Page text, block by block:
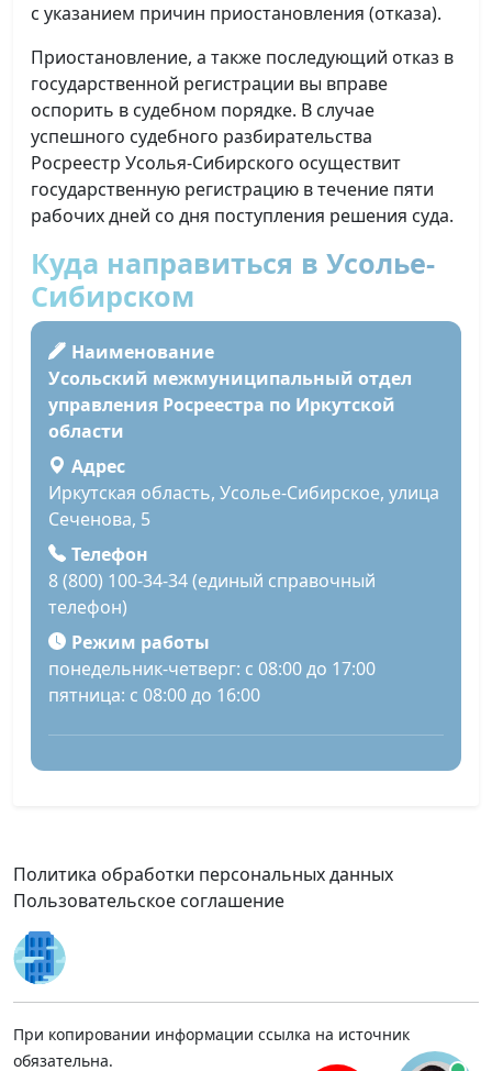
с указанием причин приостановления (отказа).
Приостановление, а также последующий отказ в
государственной регистрации вы вправе
оспорить в судебном порядке. В случае
успешного судебного разбирательства
Росреестр Усолья-Сибирского осуществит
государственную регистрацию в течение пяти
рабочих дней со дня поступления решения суда.
Куда направиться в Усолье-
Сибирском
Наименование
Усольский межмуниципальный отдел
управления Росреестра по Иркутской
области
Адрес
Иркутская область, Усолье-Сибирское, улица
Сеченова, 5
Телефон
8 (800) 100-34-34 (единый справочный
телефон)
Режим работы
понедельник-четверг: с 08:00 до 17:00
пятница: с 08:00 до 16:00
Политика обработки персональных данных
Пользовательское соглашение
При копировании информации ссылка на источник
обязательна.